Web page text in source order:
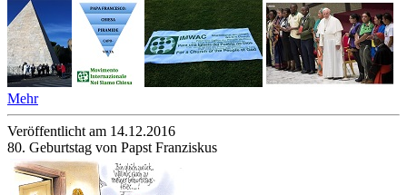
Mehr
Veröffentlicht am 14­.12.2016
80. Geburtstag von Papst Franziskus